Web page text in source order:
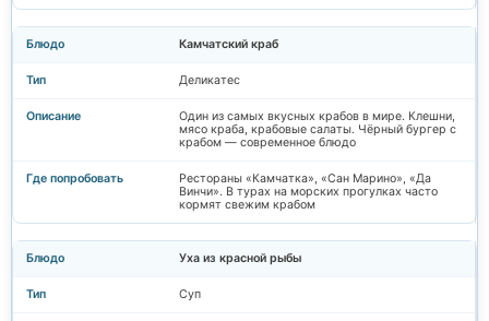
Камчатский краб
Деликатес
Один из самых вкусных крабов в мире. Клешни,
мясо краба, крабовые салаты. Чёрный бургер с
крабом — современное блюдо
Рестораны «Камчатка», «Сан Марино», «Да
Винчи». В турах на морских прогулках часто
кормят свежим крабом
Уха из красной рыбы
Суп